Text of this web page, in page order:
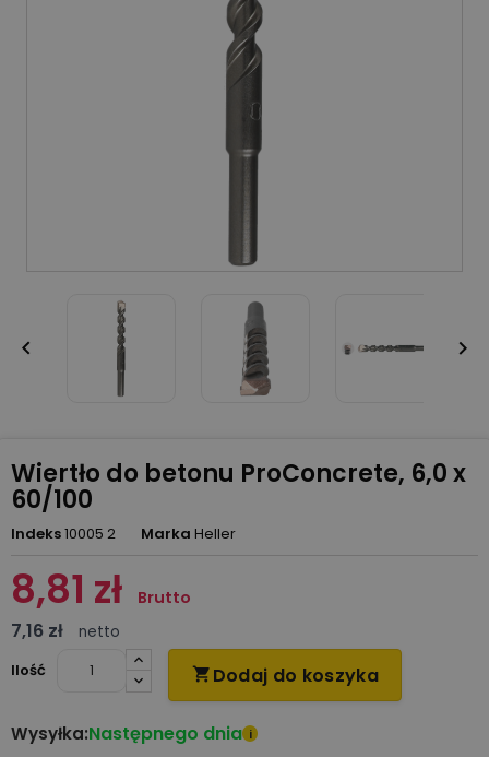
 
Wiertło do betonu ProConcrete, 6,0 x
60/100
Indeks10005 2 Marka Heller
8,81 zł Brutto
7,16 zł
netto
Ilość
 Dodaj do koszyka
Wysyłka:Następnego dnia i